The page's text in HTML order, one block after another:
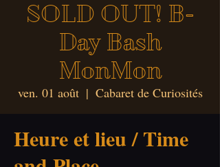
SOLD OUT! B-
Day Bash
MonMon
ven. 01 août
  |
Cabaret de Curiosités
Heure et lieu / Time